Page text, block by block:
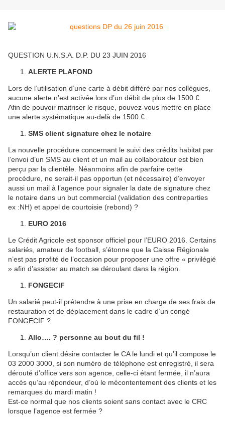
QUESTION U.N.S.A. D.P. DU 23 JUIN 2016
ALERTE PLAFOND
Lors de l’utilisation d’une carte à débit différé par nos collègues,
aucune alerte n’est activée lors d’un débit de plus de 1500 €.
Afin de pouvoir maitriser le risque, pouvez-vous mettre en place
une alerte systématique au-delà de 1500 € .
SMS client signature chez le notaire
La nouvelle procédure concernant le suivi des crédits habitat par
l’envoi d’un SMS au client et un mail au collaborateur est bien
perçu par la clientèle. Néanmoins afin de parfaire cette
procédure, ne serait-il pas opportun (et nécessaire) d’envoyer
aussi un mail à l’agence pour signaler la date de signature chez
le notaire dans un but commercial (validation des contreparties
ex :NH) et appel de courtoisie (rebond) ?
EURO 2016
Le Crédit Agricole est sponsor officiel pour l’EURO 2016. Certains
salariés, amateur de football, s’étonne que la Caisse Régionale
n’est pas profité de l’occasion pour proposer une offre « privilégié
» afin d’assister au match se déroulant dans la région.
FONGECIF
Un salarié peut-il prétendre à une prise en charge de ses frais de
restauration et de déplacement dans le cadre d’un congé
FONGECIF ?
Allo…. ? personne au bout du fil !
Lorsqu’un client désire contacter le CA le lundi et qu’il compose le
03 2000 3000, si son numéro de téléphone est enregistré, il sera
dérouté d’office vers son agence, celle-ci étant fermée, il n’aura
accès qu’au répondeur, d’où le mécontentement des clients et les
remarques du mardi matin !
Est-ce normal que nos clients soient sans contact avec le CRC
lorsque l’agence est fermée ?